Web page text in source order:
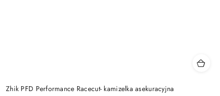
Zhik PFD Performance Racecut- kamizelka asekuracyjna